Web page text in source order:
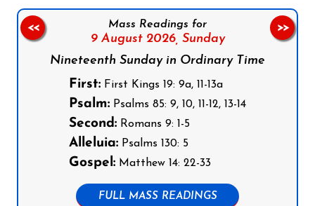
Mass Readings for
9 August 2026, Sunday
Nineteenth Sunday in Ordinary Time
First: First Kings 19: 9a, 11-13a
Psalm: Psalms 85: 9, 10, 11-12, 13-14
Second: Romans 9: 1-5
Alleluia: Psalms 130: 5
Gospel: Matthew 14: 22-33
FULL MASS READINGS
<< >>